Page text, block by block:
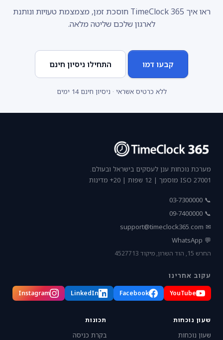
ראו איך TimeClock 365 חוסכת זמן, מצמצמת טעויות ונותנת
לארגון שלכם שליטה מלאה.
קבעו דמו התחילו ניסיון חינם
ללא כרטיס אשראי · ניסיון חינם 14 ימים
מערכת נוכחות ענן לעסקים בישראל ובעולם.
ISO 27001 מוסמך | 12 שפות | 20+ מדינות
📞 03-7300000
📞 09-7400000
✉
support@timeclock365.com
💬 WhatsApp
החרש 15, הוד השרון, מיקוד 4527713
עקוב אחרינו
YouTube
Facebook
LinkedIn
Instagram
שעון נוכחות
שעון נוכחות
תכונות
בקרת כניסה